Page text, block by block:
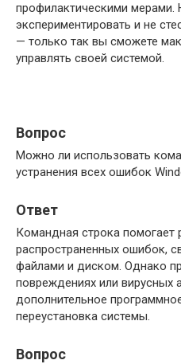
профилактическими мерами.
экспериментировать и не
— только так вы сможете
управлять своей системой.
Вопрос
Можно ли использовать
устранения всех ошибок
Ответ
Командная строка помогает
распространенных ошибок,
файлами и диском. Однако
повреждениях или вирусных
дополнительное
переустановка системы.
Вопрос